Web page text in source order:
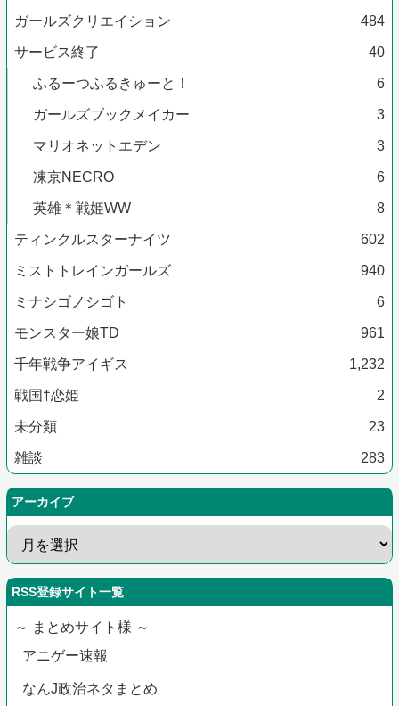
ガールズクリエイション 484
サービス終了 40
ふるーつふるきゅーと！ 6
ガールズブックメイカー 3
マリオネットエデン 3
凍京NECRO 6
英雄＊戦姫WW 8
ティンクルスターナイツ 602
ミストトレインガールズ 940
ミナシゴノシゴト 6
モンスター娘TD 961
千年戦争アイギス 1,232
戦国†恋姫 2
未分類 23
雑談 283
アーカイブ
RSS登録サイト一覧
～ まとめサイト様 ～
アニゲー速報
なんJ政治ネタまとめ